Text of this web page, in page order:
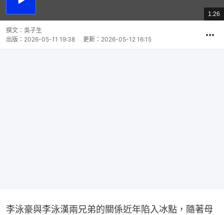
播
總
共
1:26
撰文： 吳子生
出版： 2026-05-11 19:38 更新： 2026-05-12 16:15
李泳豪與李泳漢兩兄弟的關係近年陷入冰點，隨著母